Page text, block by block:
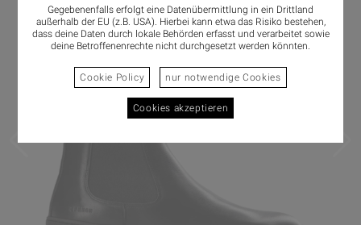
Gegebenenfalls erfolgt eine Datenübermittlung in ein Drittland
außerhalb der EU (z.B. USA). Hierbei kann etwa das Risiko bestehen,
dass deine Daten durch lokale Behörden erfasst und verarbeitet sowie
deine Betroffenenrechte nicht durchgesetzt werden könnten.
Cookie Policy nur notwendige Cookies
Cookies akzeptieren